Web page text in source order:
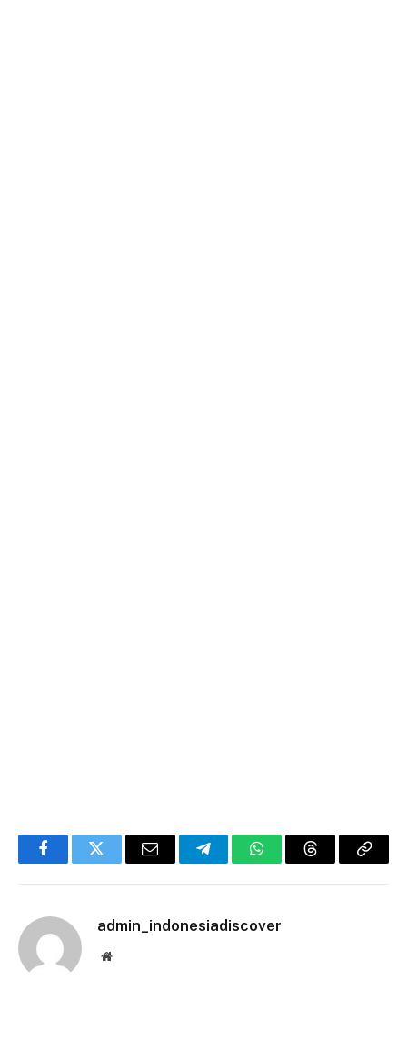
FacebookTwitter Email TelegramWhatsAppThreadsCopy
admin_indonesiadiscover
Website